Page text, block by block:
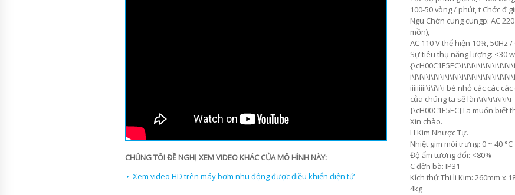
CHÚNG TÔI ĐỀ NGHỊ XEM VIDEO KHÁC CỦA MÔ HÌNH NÀY:
Xem video HD trên máy bơm nhu động được điều khiển điện tử
100-50 vòng / phút, t Chớc đ
Ngu Chớn cung cungp: AC
mồn),
AC 110 V thể hiện 10%, 50Hz
Sự tiêu thụ năng lượng: <30
iiiiiiiii\i\i\i\i bé nhỏ các các các
của chúng ta sẽ làn\i\i\i\i\i\i\i
{\cH00C1E5EC}Ta muốn biết
Xin chào.
H Kim Nhược Tự.
Nhiệt gim môi trưng: 0 ~ 40 °C
Độ ẩm tương đối: <80%
C đờn bà: IP31
Kích thứ Thi li Kim: 260mm x
4kg